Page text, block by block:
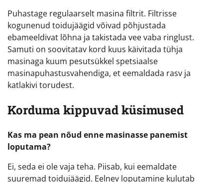
Puhastage regulaarselt masina filtrit. Filtrisse
kogunenud toidujäägid võivad põhjustada
ebameeldivat lõhna ja takistada vee vaba ringlust.
Samuti on soovitatav kord kuus käivitada tühja
masinaga kuum pesutsükkel spetsiaalse
masinapuhastusvahendiga, et eemaldada rasv ja
katlakivi torudest.
Korduma kippuvad küsimused
Kas ma pean nõud enne masinasse panemist
loputama?
Ei, seda ei ole vaja teha. Piisab, kui eemaldate
suuremad toidujäägid. Eelnev loputamine kulutab